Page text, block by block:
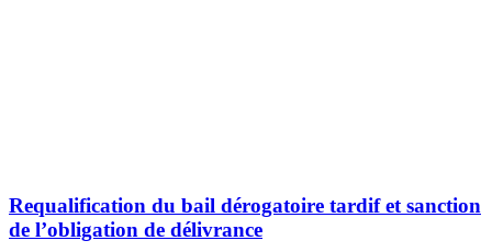
Requalification du bail dérogatoire tardif et sanction
de l’obligation de délivrance